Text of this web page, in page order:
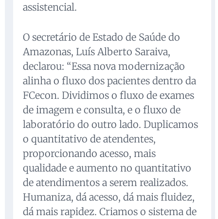
assistencial.
O secretário de Estado de Saúde do
Amazonas, Luís Alberto Saraiva,
declarou: “Essa nova modernização
alinha o fluxo dos pacientes dentro da
FCecon. Dividimos o fluxo de exames
de imagem e consulta, e o fluxo de
laboratório do outro lado. Duplicamos
o quantitativo de atendentes,
proporcionando acesso, mais
qualidade e aumento no quantitativo
de atendimentos a serem realizados.
Humaniza, dá acesso, dá mais fluidez,
dá mais rapidez. Criamos o sistema de